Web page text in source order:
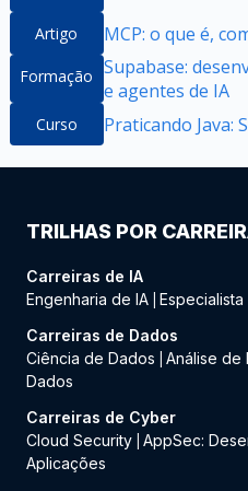
Artigo MCP: o que é,
Formação Supabase:
e agentes de IA
Curso Praticando Java:
TRILHAS POR
Carreiras de IA
Engenharia de IA Especialista
Carreiras de Dados
Ciência de Dados
Análise de
Dados
Carreiras de Cyber
Cloud Security AppSec:
Aplicações